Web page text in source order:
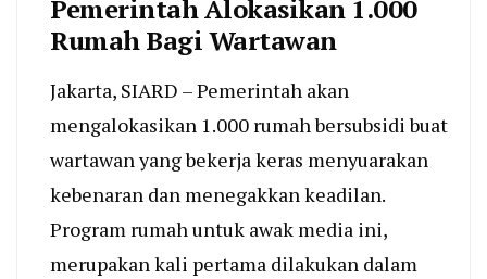
Pemerintah Alokasikan 1.000
Rumah Bagi Wartawan
Jakarta, SIARD – Pemerintah akan
mengalokasikan 1.000 rumah bersubsidi buat
wartawan yang bekerja keras menyuarakan
kebenaran dan menegakkan keadilan.
Program rumah untuk awak media ini,
merupakan kali pertama dilakukan dalam